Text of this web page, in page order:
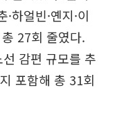
하얼빈·옌지·이
27회 줄였다.
감편 규모를 추
포함해 총 31회